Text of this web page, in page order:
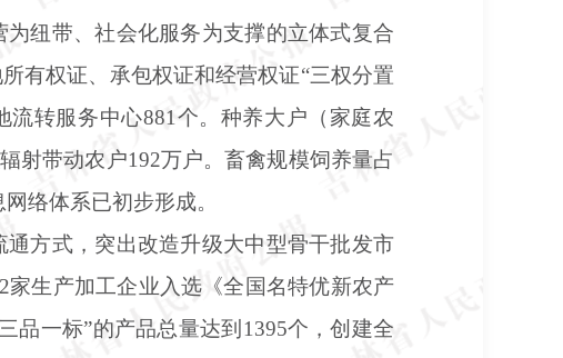
纽带、社会化服务为支撑的立体式复合
有权证、承包权证和经营权证“三权分置
转服务中心881个。种养大户（家庭农
射带动农户192万户。畜禽规模饲养量占
络体系已初步形成。
方式，突出改造升级大中型骨干批发市
家生产加工企业入选《全国名特优新农产
品一标”的产品总量达到1395个，创建全